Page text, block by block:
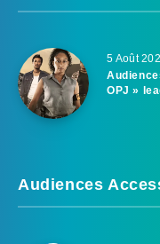
5 Août
OPJ »
Audiences